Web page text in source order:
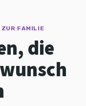
ZUR FAMILIE
die